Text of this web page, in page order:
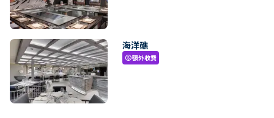
海洋礁
paid額外收費